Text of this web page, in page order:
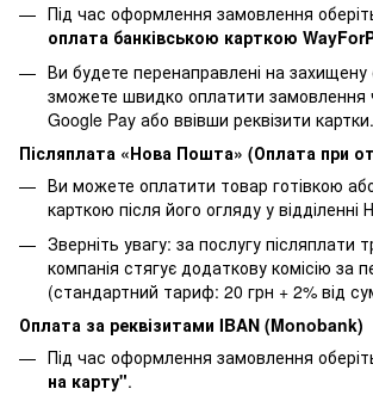
Під час оформлення замовлення
оплата банківською карткою
Ви будете перенаправлені на захищену
зможете швидко оплатити замовлення
Google Pay або ввівши реквізити картки.
Післяплата «Нова Пошта» (Оплата при
Ви можете оплатити товар готівкою
карткою після його огляду у відділенні
Зверніть увагу: за послугу післяплати
компанія стягує додаткову комісію за
(стандартний тариф: 20 грн + 2% від
Оплата за реквізитами IBAN (Monobank)
Під час оформлення замовлення
на карту".